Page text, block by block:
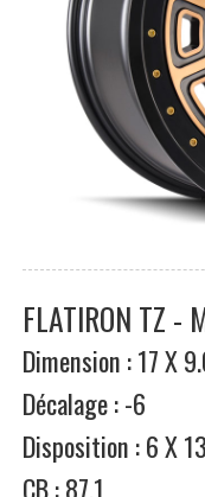
FLATIRON TZ -
Dimension : 17 X
Décalage : -6
Disposition : 6 X
CB : 87.1